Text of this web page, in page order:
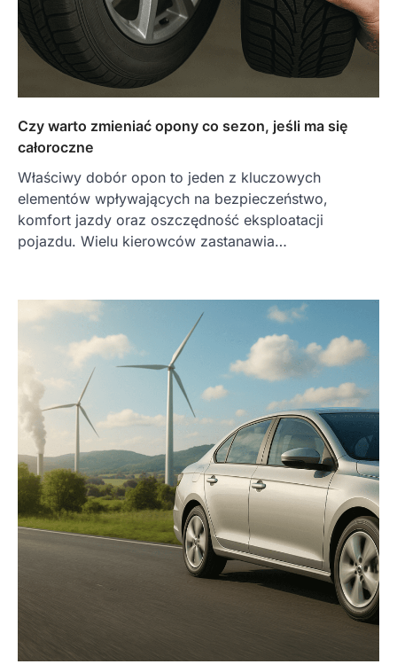
Czy warto zmieniać opony co sezon, jeśli ma się
całoroczne
Właściwy dobór opon to jeden z kluczowych
elementów wpływających na bezpieczeństwo,
komfort jazdy oraz oszczędność eksploatacji
pojazdu. Wielu kierowców zastanawia…